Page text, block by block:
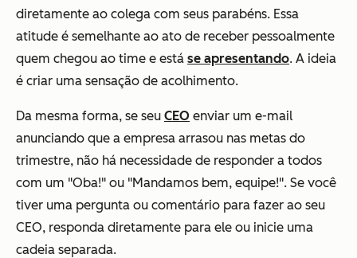
diretamente ao colega com seus parabéns. Essa
atitude é semelhante ao ato de receber pessoalmente
quem chegou ao time e está se apresentando. A ideia
é criar uma sensação de acolhimento.
Da mesma forma, se seu CEO enviar um e-mail
anunciando que a empresa arrasou nas metas do
trimestre, não há necessidade de responder a todos
com um "Oba!" ou "Mandamos bem, equipe!". Se você
tiver uma pergunta ou comentário para fazer ao seu
CEO, responda diretamente para ele ou inicie uma
cadeia separada.